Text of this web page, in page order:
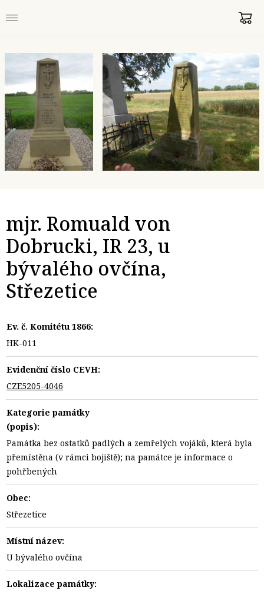
mjr. Romuald von
Dobrucki, IR 23, u
bývalého ovčína,
Střezetice
Ev. č. Komitétu 1866:
HK-011
Evidenční číslo CEVH:
CZE5205-4046
Kategorie památky
(popis):
Památka bez ostatků padlých a zemřelých vojáků, která byla
přemístěna (v rámci bojiště); na památce je informace o
pohřbených
Obec:
Střezetice
Místní název:
U bývalého ovčína
Lokalizace památky: